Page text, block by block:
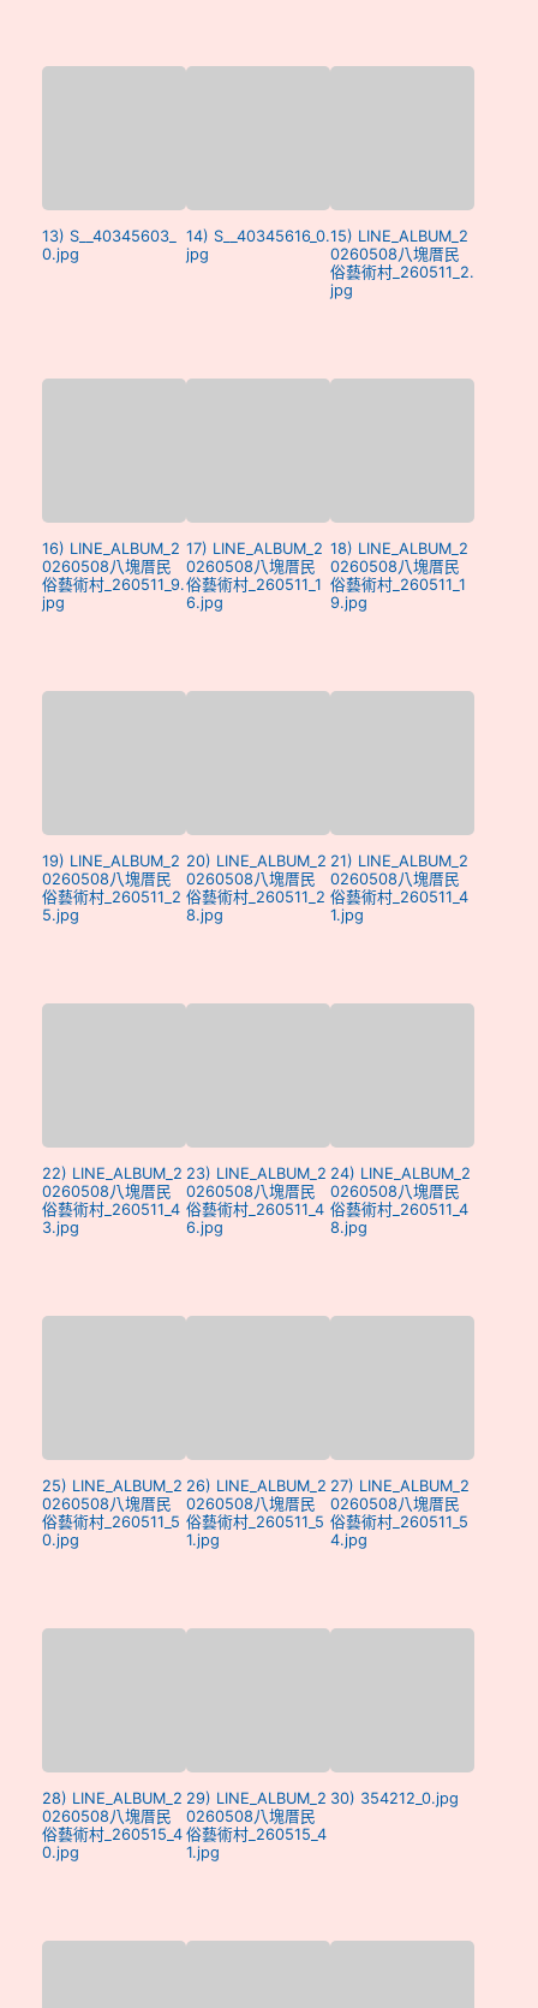
13) S__40345603_
0.jpg
14) S__40345616_0.
jpg
15) LINE_ALBUM_2
0260508八塊厝民
俗藝術村_260511_2.
jpg
16) LINE_ALBUM_2
0260508八塊厝民
俗藝術村_260511_9.
jpg
17) LINE_ALBUM_2
0260508八塊厝民
俗藝術村_260511_1
6.jpg
18) LINE_ALBUM_2
0260508八塊厝民
俗藝術村_260511_1
9.jpg
19) LINE_ALBUM_2
0260508八塊厝民
俗藝術村_260511_2
5.jpg
20) LINE_ALBUM_2
0260508八塊厝民
俗藝術村_260511_2
8.jpg
21) LINE_ALBUM_2
0260508八塊厝民
俗藝術村_260511_4
1.jpg
22) LINE_ALBUM_2
0260508八塊厝民
俗藝術村_260511_4
3.jpg
23) LINE_ALBUM_2
0260508八塊厝民
俗藝術村_260511_4
6.jpg
24) LINE_ALBUM_2
0260508八塊厝民
俗藝術村_260511_4
8.jpg
25) LINE_ALBUM_2
0260508八塊厝民
俗藝術村_260511_5
0.jpg
26) LINE_ALBUM_2
0260508八塊厝民
俗藝術村_260511_5
1.jpg
27) LINE_ALBUM_2
0260508八塊厝民
俗藝術村_260511_5
4.jpg
28) LINE_ALBUM_2
0260508八塊厝民
俗藝術村_260515_4
0.jpg
29) LINE_ALBUM_2
0260508八塊厝民
俗藝術村_260515_4
1.jpg
30) 354212_0.jpg